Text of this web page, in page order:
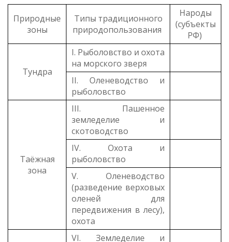
Природные
зоны
Типы традиционного
природопользования
Народы
(субъекты
РФ)
Тундра
I. Рыболовство и охота
на морского зверя
II. Оленеводство и
рыболовство
Таёжная
зона
III. Пашенное
земледелие и
скотоводство
IV. Охота и
рыболовство
V. Оленеводство
(разведение верховых
оленей для
передвижения в лесу),
охота
VI. Земледелие и